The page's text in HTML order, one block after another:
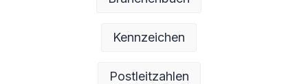
Kennzeichen
Postleitzahlen